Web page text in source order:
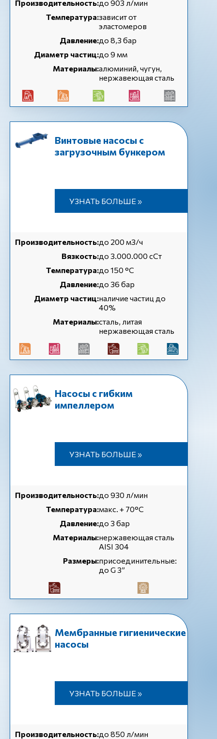
Производительность:до 903 л/мин
Температура:зависит от
эластомеров
Давление:до 8,3 бар
Диаметр частиц:до 9 мм
Материалы:алюминий, чугун,
нержавеющая сталь
Винтовые насосы с
загрузочным бункером
УЗНАТЬ БОЛЬШЕ »
Производительность:до 200 м3/ч
Вязкость:до 3.000.000 сСт
Температура:до 150 °C
Давление:до 36 бар
Диаметр частиц:наличие частиц до
40%
Материалы:сталь, литая
нержавеющая сталь
Насосы с гибким
импеллером
УЗНАТЬ БОЛЬШЕ »
Производительность:до 930 л/мин
Температура:макс. + 70°C
Давление:до 3 бар
Материалы:нержавеющая сталь
AISI 304
Размеры:присоединительные:
до G 3”
Мембранные гигиенические
насосы
УЗНАТЬ БОЛЬШЕ »
Производительность:до 850 л/мин